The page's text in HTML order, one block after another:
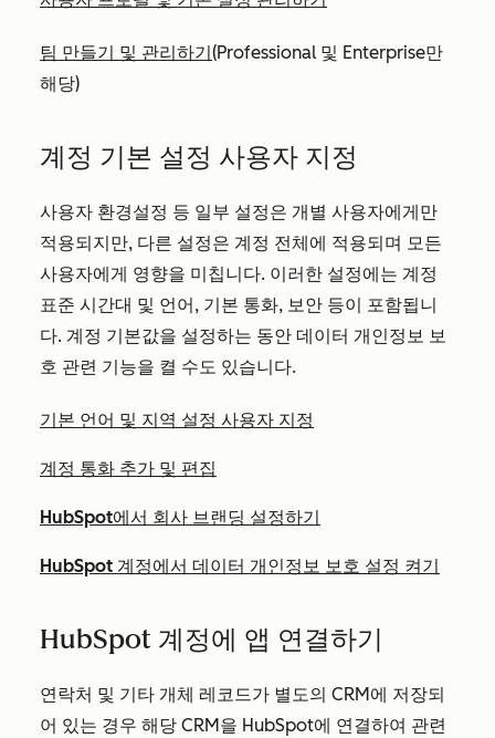
팀 만들기 및 관리하기(Professional 및 Enterprise만
해당)
계정 기본 설정 사용자 지정
사용자 환경설정 등 일부 설정은 개별 사용자에게만
적용되지만, 다른 설정은 계정 전체에 적용되며 모든
사용자에게 영향을 미칩니다. 이러한 설정에는 계정
표준 시간대 및 언어, 기본 통화, 보안 등이 포함됩니
다. 계정 기본값을 설정하는 동안 데이터 개인정보 보
호 관련 기능을 켤 수도 있습니다.
기본 언어 및 지역 설정 사용자 지정
계정 통화 추가 및 편집
HubSpot에서 회사 브랜딩 설정하기
HubSpot 계정에서 데이터 개인정보 보호 설정 켜기
HubSpot 계정에 앱 연결하기
연락처 및 기타 개체 레코드가 별도의 CRM에 저장되
어 있는 경우 해당 CRM을 HubSpot에 연결하여 관련